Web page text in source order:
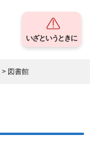
いざというときに
> 図書館